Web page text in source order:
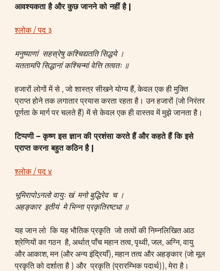
आवश्यकता है और कुछ जानने को नहीं है |
श्लोक / पद ३
मनुष्याणां सहस्रेषु कश्चिद्यतति सिद्धये ।
यततामपि सिद्धानां कश्चिन्मां वेत्ति तत्वतः ॥
हजारों लोगों में से , जो शास्त्र सीखने योग्य हैं, केवल एक ही मुक्ति
प्राप्त होने तक लगातार प्रयास करता रहता है। उन हजारों (जो निरंतर
पूर्णता के मार्ग पर चलते हैं) में से केवल एक ही वास्तव में मुझे जानता है।
टिप्पणी – कृष्ण इस ज्ञान की प्रशंसा करते हैं और कहते हैं कि इसे
प्राप्त करना बहुत कठिन है |
श्लोक / पद ४
भूमिरापोऽनलो वायुः खं मनो बुद्धिरेव च ।
अहङ्कार इतीयं मे भिन्ना प्रकृतिरष्टधा ॥
यह जान लो कि यह भौतिक प्रकृति जो तत्वों की निम्नलिखित आठ
श्रेणियों का गठन है, अर्थात् पाँच महान तत्व, पृथ्वी, जल, अग्नि, वायु
और आकाश, मन (और अन्य इंद्रियाँ), महान तत्व और अहङ्कार (जो मूल
प्रकृति को दर्शाता है ) और प्रकृति (प्रारम्भिक पदार्थ)), मेरा है।